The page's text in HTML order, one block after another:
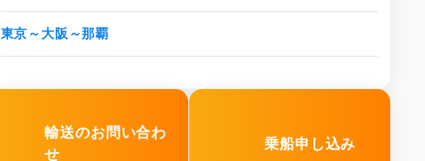
東京～大阪～那覇
輸送のお問い合わ
せ
乗船申し込み